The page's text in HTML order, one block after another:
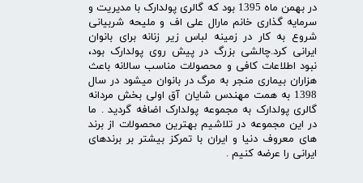
در بهمن ماه 1395 بود که گالری پولدارک با مدیریت و
سرمایه گذاری خانم مارال علی اف و ملیحه شربیانی
شروع به کار در زمینه لباس زیر زنانه برای بانوان
ایرانی کرد.چالشی بزرگ در پیش روی پولدارک بود،
نبود اطلاعات کافی و محصولات مناسب سالانه باعث
هزاران بیماری منجر به مرگ در بانوان میشود در سال
1398 به همت مهندس شایان آق اولی بخش مردانه
گالری پولدارک به مجموعه پولدارک اضافه گردید . ما
در این مجموعه در تلاشیم بهترین محصولات از برند
های معروف دنیا و ایران با تمرکز بیشتر بر برندهای
ایرانی را عرضه کنیم .​​​​​​​